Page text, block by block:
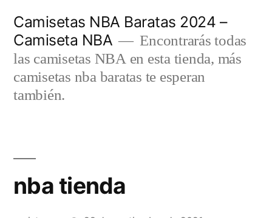
contenido
Camisetas NBA Baratas 2024 –
Camiseta NBA
Encontrarás todas
las camisetas NBA en esta tienda, más
camisetas nba baratas te esperan
también.
nba tienda